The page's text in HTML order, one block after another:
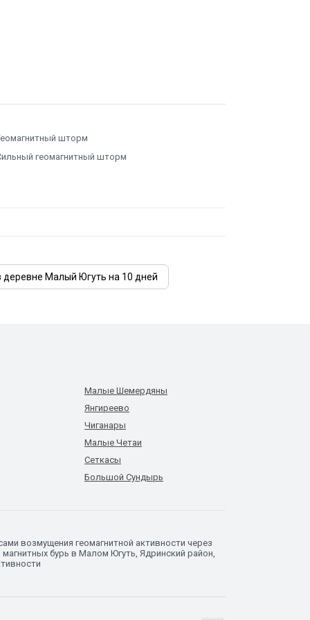
шторм
геомагнитный шторм
деревне Малый Югуть на 10 дней
Малые Шемердяны
Янгиреево
Чиганары
Малые Четаи
Сеткасы
Большой Сундырь
возмущения геомагнитной активности через
бурь в Малом Югуть, Ядринский район,